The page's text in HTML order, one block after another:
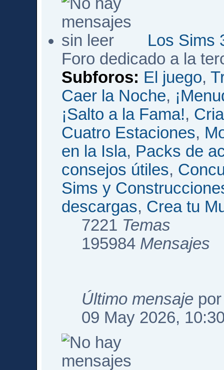
Los Sims
Foro dedicado a la
Subforos: El juego,
Caer la Noche,
¡Salto a la Fama!,
Cuatro Estaciones,
en la Isla, Packs de
consejos útiles,
Sims y
descargas, Crea tu
7221 Temas
195984 Mensajes
Último mensaje
09 May 2026,